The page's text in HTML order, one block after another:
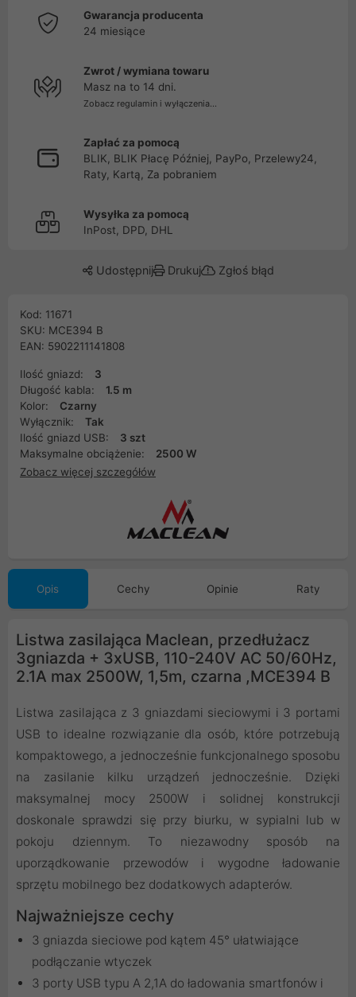
Gwarancja producenta
24 miesiące
Zwrot / wymiana towaru
Masz na to 14 dni.
Zobacz regulamin i wyłączenia...
Zapłać za pomocą
BLIK, BLIK Płacę Później, PayPo, Przelewy24,
Raty, Kartą, Za pobraniem
Wysyłka za pomocą
InPost, DPD, DHL
Udostępnij Drukuj Zgłoś błąd
Kod: 11671
SKU: MCE394 B
EAN: 5902211141808
Ilość gniazd:
3
Długość kabla:
1.5 m
Kolor:
Czarny
Wyłącznik:
Tak
Ilość gniazd USB:
3 szt
Maksymalne obciążenie:
2500 W
Zobacz więcej szczegółów
Opis Cechy Opinie Raty
Listwa zasilająca Maclean, przedłużacz
3gniazda + 3xUSB, 110-240V AC 50/60Hz,
2.1A max 2500W, 1,5m, czarna ,MCE394 B
Listwa zasilająca z 3 gniazdami sieciowymi i 3 portami
USB to idealne rozwiązanie dla osób, które potrzebują
kompaktowego, a jednocześnie funkcjonalnego sposobu
na zasilanie kilku urządzeń jednocześnie. Dzięki
maksymalnej mocy 2500W i solidnej konstrukcji
doskonale sprawdzi się przy biurku, w sypialni lub w
pokoju dziennym. To niezawodny sposób na
uporządkowanie przewodów i wygodne ładowanie
sprzętu mobilnego bez dodatkowych adapterów.
Najważniejsze cechy
3 gniazda sieciowe pod kątem 45° ułatwiające
podłączanie wtyczek
3 porty USB typu A 2,1A do ładowania smartfonów i